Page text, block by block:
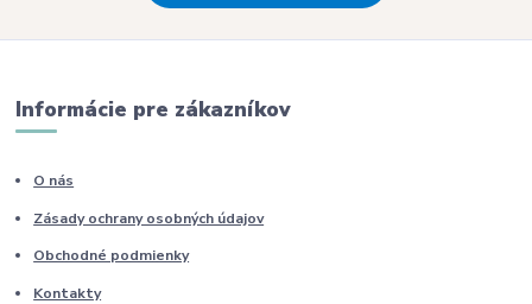
Informácie pre zákazníkov
O nás
Zásady ochrany osobných údajov
Obchodné podmienky
Kontakty